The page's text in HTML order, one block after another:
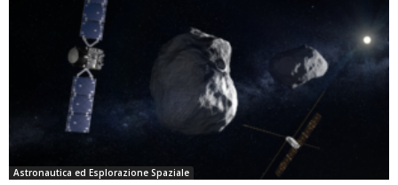
Astronautica ed Esplorazione Spaziale